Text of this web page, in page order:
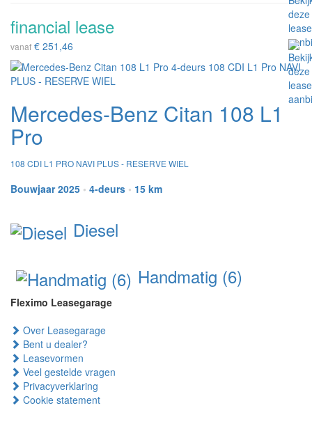
financial lease
vanaf € 251,46
Mercedes-Benz Citan 108 L1
Pro
108 CDI L1 PRO NAVI PLUS - RESERVE WIEL
Bouwjaar 2025 • 4-deurs • 15 km
Diesel
Handmatig (6)
Fleximo Leasegarage
Over Leasegarage
Bent u dealer?
Leasevormen
Veel gestelde vragen
Privacyverklaring
Cookie statement